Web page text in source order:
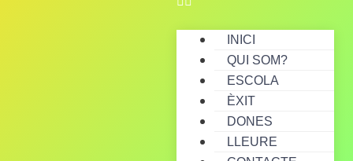
INICI
QUI SOM?
ESCOLA
ÈXIT
DONES
LLEURE